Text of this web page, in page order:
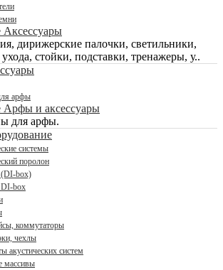
Аксессуары
дирижерские палочки, светильники,
ухода, стойки, подставки, тренажеры, у..
арфы
Арфы и аксессуары
для арфы.
системы
поролон
box)
box
коммутаторы
чехлы
акустических систем
массивы